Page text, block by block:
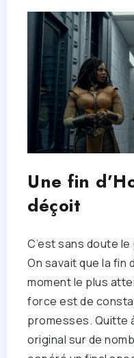
Une fin
déçoit
C’est sans doute
On savait que la fin
moment le plus
force est de
promesses. Quitte
original sur de